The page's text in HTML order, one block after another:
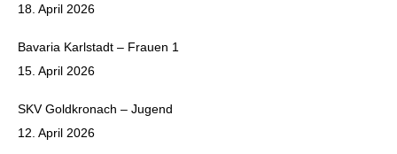
18. April 2026
Bavaria Karlstadt – Frauen 1
15. April 2026
SKV Goldkronach – Jugend
12. April 2026